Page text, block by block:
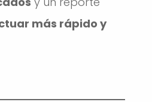
más rápido y